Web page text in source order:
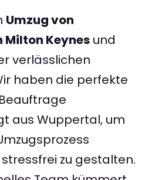
Umzug von
Keynes und
verlässlichen
haben die perfekte
aus Wuppertal, um
zu gestalten.